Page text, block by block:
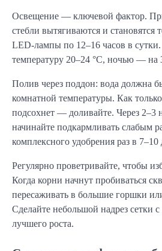
Освещение — ключевой фактор. При
стебли вытягиваются и становятся
LED-лампы по 12–16 часов в
температуру 20–24 °C, ночью — на
Полив через поддон: вода должна
комнатной температуры. Как
подсохнет — доливайте. Через 2–3
начинайте подкармливать слабым
комплексного удобрения раз в 7–10
Регулярно проветривайте, чтобы
Когда корни начнут пробиваться
пересаживать в большие горшки
Сделайте небольшой надрез сетки
лучшего роста.